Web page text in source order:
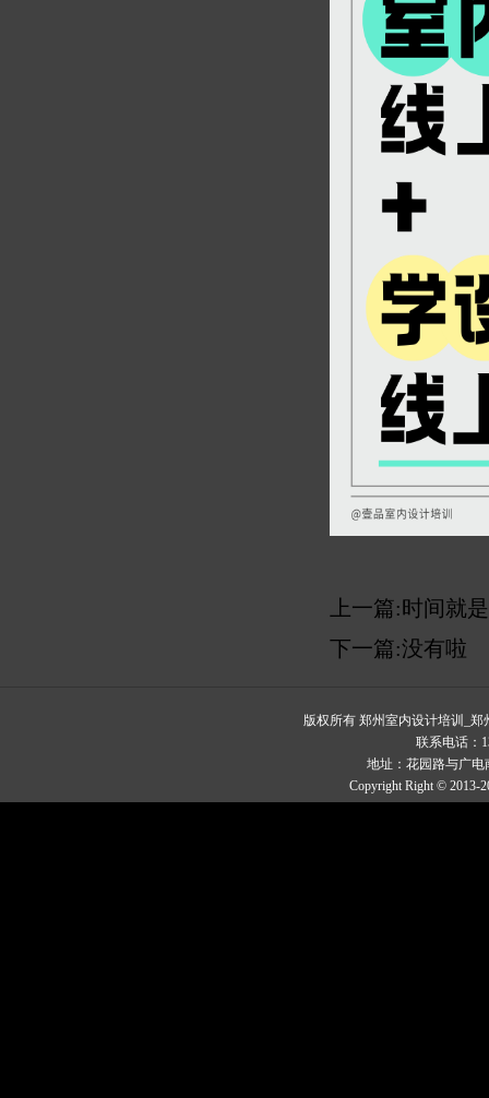
上一篇: 时间就
下一篇:没有啦
版权所有 郑州室内设计培训_
联系电话：
地址：花园路与广电
Copyright Right © 2013-